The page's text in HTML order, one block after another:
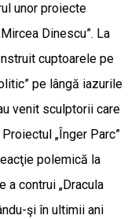
unor proiecte
Dinescu”. La
cuptoarele pe
pe lângă iazurile
venit sculptorii care
„Înger Parc”
polemică la
a contrui „Dracula
şi în ultimii ani